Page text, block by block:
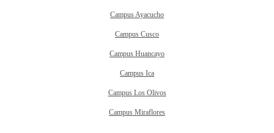
Campus Ayacucho
Campus Cusco
Campus Huancayo
Campus Ica
Campus Los Olivos
Campus Miraflores